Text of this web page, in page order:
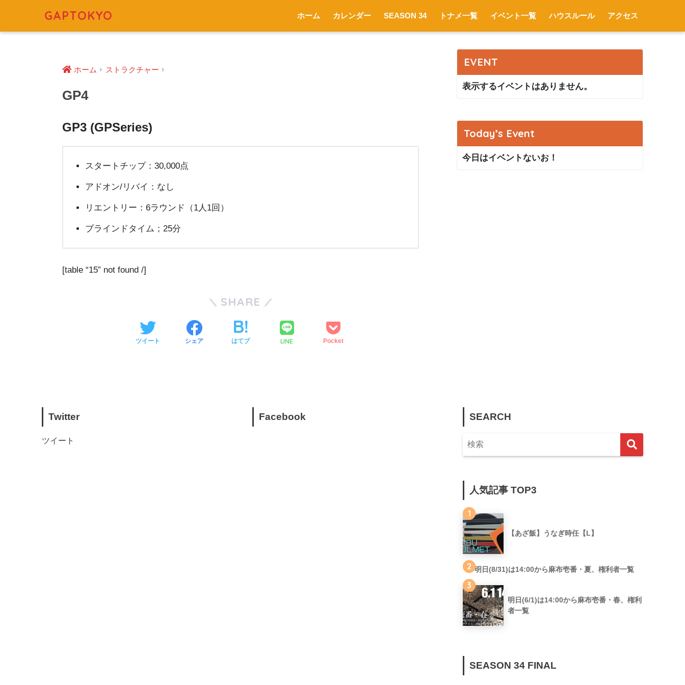
GAPTOKYO ホーム カレンダー SEASON 34 トナメ一覧 イベント一覧 ハウスルール アクセス
ホーム ストラクチャー
GP4
GP3 (GPSeries)
スタートチップ：30,000点
アドオン/リバイ：なし
リエントリー：6ラウンド（1人1回）
ブラインドタイム；25分
[table “15” not found /]
SHARE
ツイート シェア はてブ LINE Pocket
EVENT
表示するイベントはありません。
Today’s Event
今日はイベントないお！
Twitter
ツイート
Facebook SEARCH
人気記事 TOP3
1
【あざ飯】うなぎ時任【L】
2 明日(8/31)は14:00から麻布壱番・夏、権利者一覧
3
明日(6/1)は14:00から麻布壱番・春、権利
者一覧
SEASON 34 FINAL